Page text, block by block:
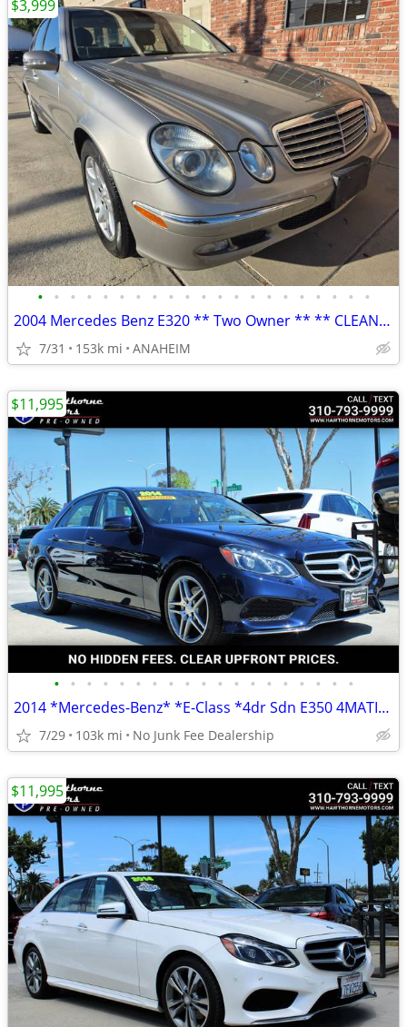
• • • • • • • • • • • • • • • • • • • • •
2004 Mercedes Benz E320 ** Two Owner ** ** CLEAN TITLE ** SMOG DONE
7/31 153k mi ANAHEIM
$3,999
• • • • • • • • • • • • • • • • • • •
2014 *Mercedes-Benz* *E-Class *4dr Sdn E350 4MATIC * Bl
7/29 103k mi No Junk Fee Dealership
$11,995
$11,995